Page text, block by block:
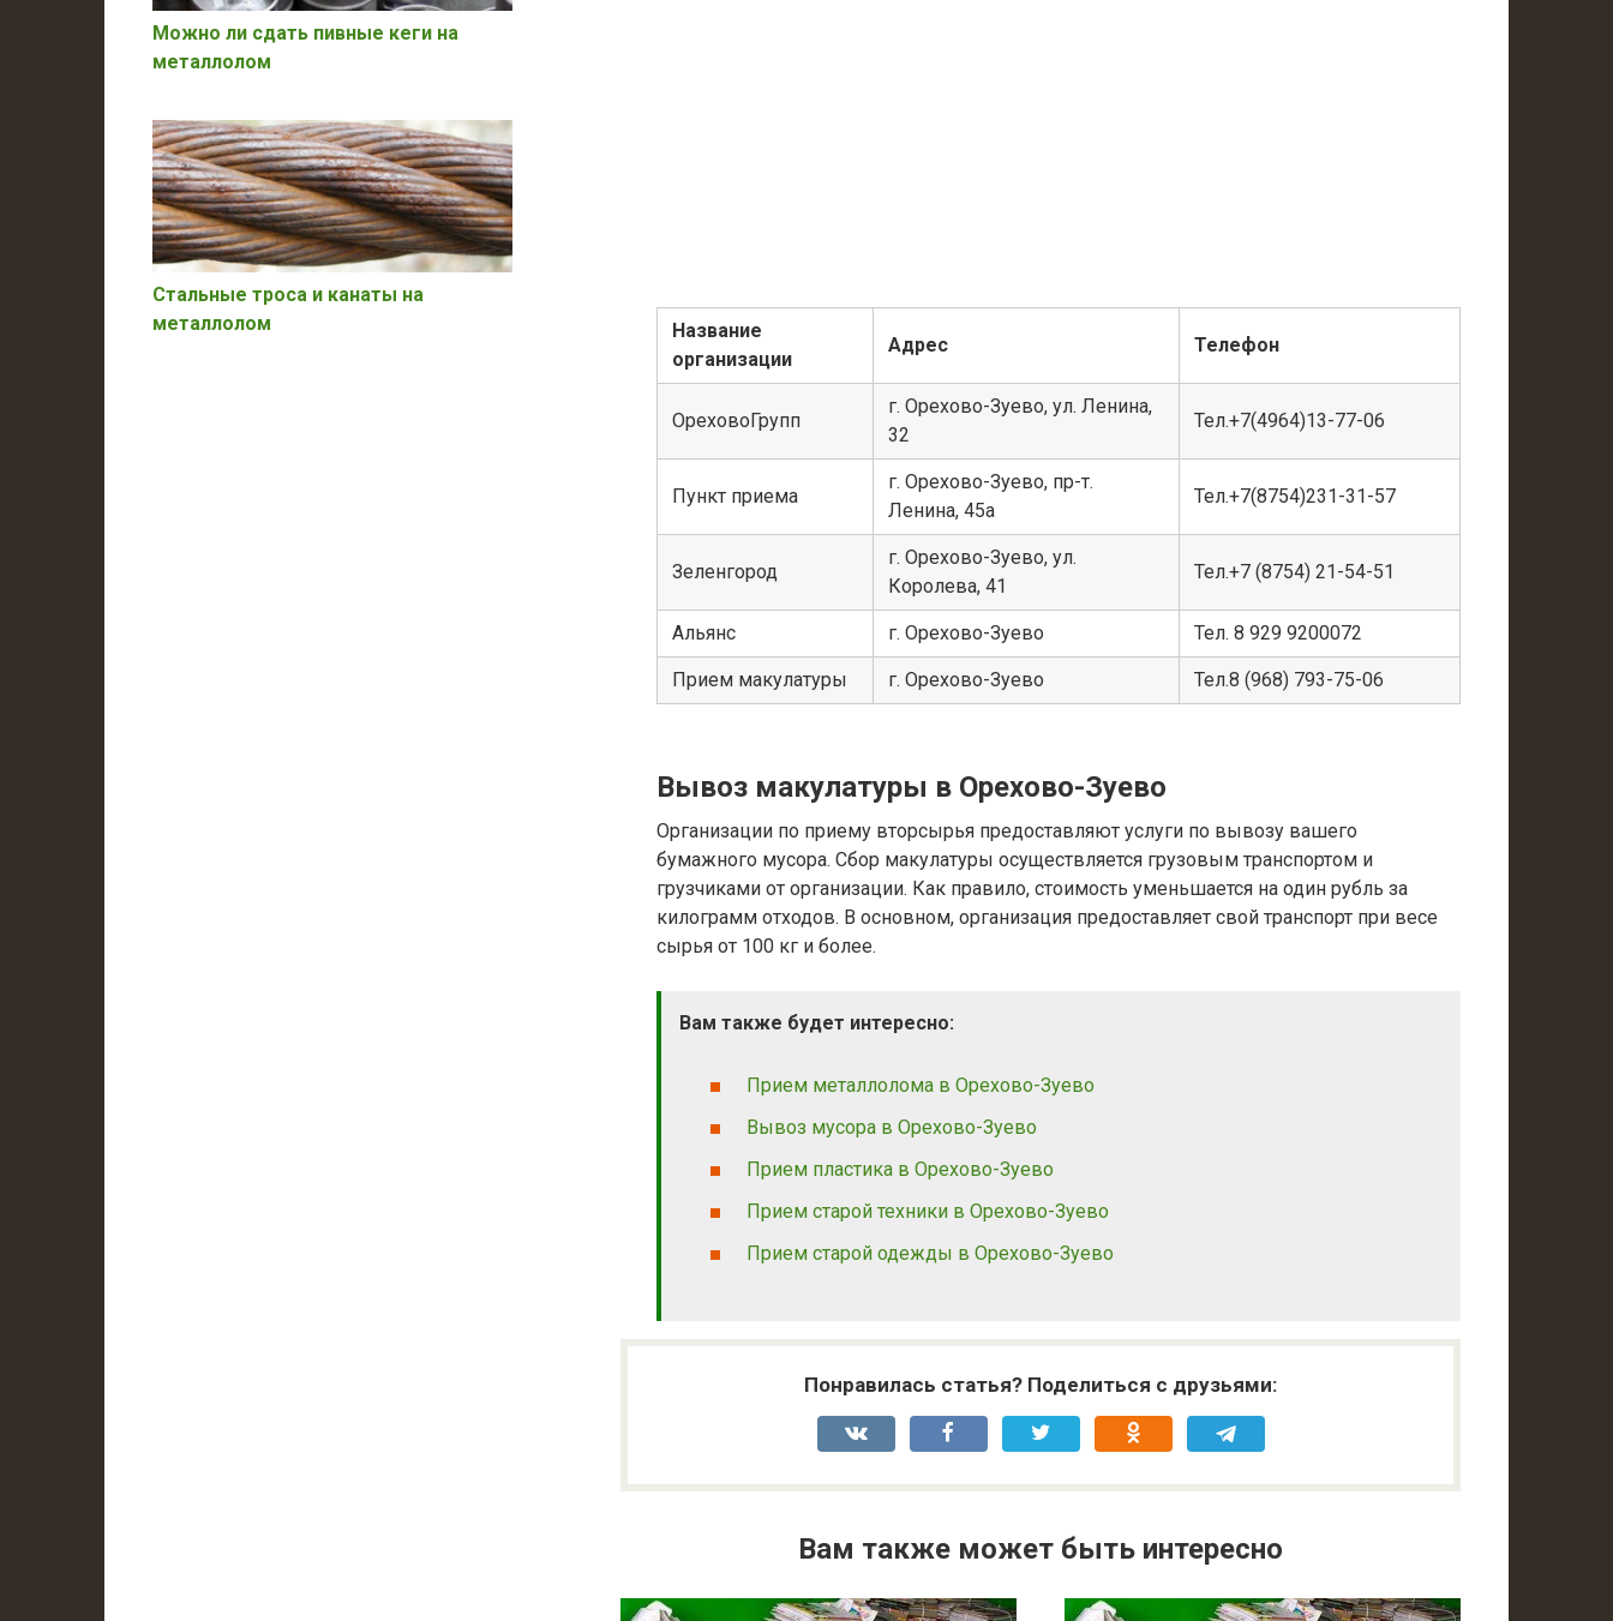
Название
организации
Адрес Телефон
ОреховоГрупп
г. Орехово-Зуево, ул. Ленина,
32
Тел.+7(4964)13-77-06
Пункт приема
г. Орехово-Зуево, пр-т.
Ленина, 45а
Тел.+7(8754)231-31-57
Зеленгород
г. Орехово-Зуево, ул.
Королева, 41
Тел.+7 (8754) 21-54-51
Альянс г. Орехово-Зуево Тел. 8 929 9200072
Прием макулатуры г. Орехово-Зуево Тел.8 (968) 793-75-06
Вывоз макулатуры в Орехово-Зуево
Организации по приему вторсырья предоставляют услуги по вывозу вашего
бумажного мусора. Сбор макулатуры осуществляется грузовым транспортом и
грузчиками от организации. Как правило, стоимость уменьшается на один рубль за
килограмм отходов. В основном, организация предоставляет свой транспорт при весе
сырья от 100 кг и более.
Вам также будет интересно:
Прием металлолома в Орехово-Зуево
Вывоз мусора в Орехово-Зуево
Прием пластика в Орехово-Зуево
Прием старой техники в Орехово-Зуево
Прием старой одежды в Орехово-Зуево
Понравилась статья? Поделиться с друзьями:
Вам также может быть интересно
Можно ли сдать пивные кеги на
металлолом
Стальные троса и канаты на
металлолом